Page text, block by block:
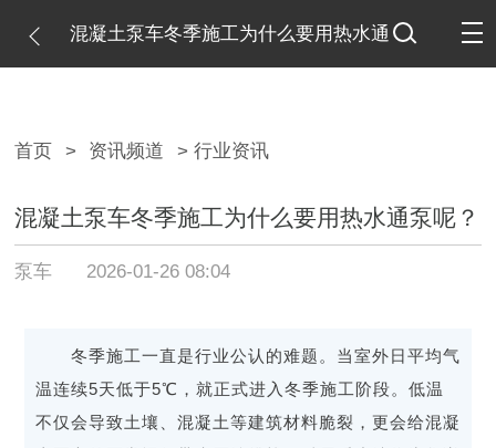
混凝土泵车冬季施工为什么要用热水通
首页 > 资讯频道 > 行业资讯
混凝土泵车冬季施工为什么要用热水通泵呢？
泵车 2026-01-26 08:04
冬季施工一直是行业公认的难题。当室外日平均气
温连续5天低于5℃，就正式进入冬季施工阶段。低温
不仅会导致土壤、混凝土等建筑材料脆裂，更会给混凝